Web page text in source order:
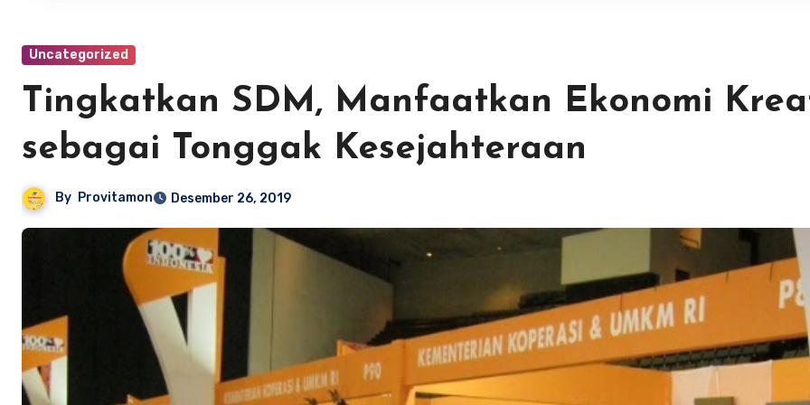
Uncategorized
Tingkatkan SDM, Manfaatkan Ekonomi
sebagai Tonggak Kesejahteraan
By Provitamon Desember 26, 2019